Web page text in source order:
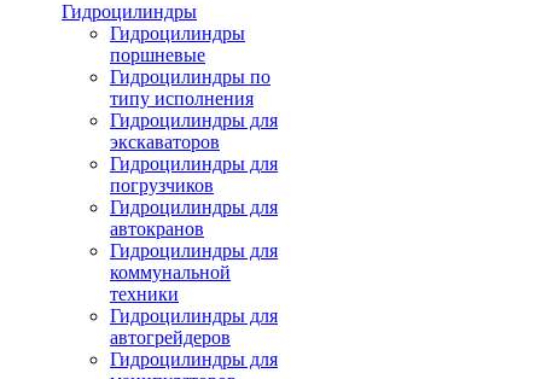
Гидроцилиндры
Гидроцилиндры
поршневые
Гидроцилиндры по
типу исполнения
Гидроцилиндры для
экскаваторов
Гидроцилиндры для
погрузчиков
Гидроцилиндры для
автокранов
Гидроцилиндры для
коммунальной
техники
Гидроцилиндры для
автогрейдеров
Гидроцилиндры для